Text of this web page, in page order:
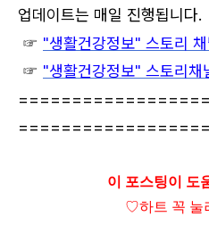
업데이트는 매일 진행됩니다.
☞ "생활건강정보" 스토리 채
☞ "생활건강정보" 스토리채
이 포스팅이 도
♡하트 꼭 눌